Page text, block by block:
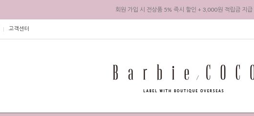
회원 가입 시 전상품 5% 즉시 할인 + 3,000원 적립금 지급
고객센터